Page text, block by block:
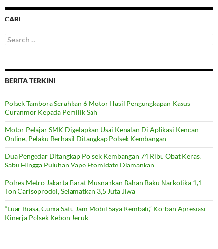
CARI
Search
for:
BERITA TERKINI
Polsek Tambora Serahkan 6 Motor Hasil Pengungkapan Kasus
Curanmor Kepada Pemilik Sah
Motor Pelajar SMK Digelapkan Usai Kenalan Di Aplikasi Kencan
Online, Pelaku Berhasil Ditangkap Polsek Kembangan
Dua Pengedar Ditangkap Polsek Kembangan 74 Ribu Obat Keras,
Sabu Hingga Puluhan Vape Etomidate Diamankan
Polres Metro Jakarta Barat Musnahkan Bahan Baku Narkotika 1,1
Ton Carisoprodol, Selamatkan 3,5 Juta Jiwa
“Luar Biasa, Cuma Satu Jam Mobil Saya Kembali,” Korban Apresiasi
Kinerja Polsek Kebon Jeruk